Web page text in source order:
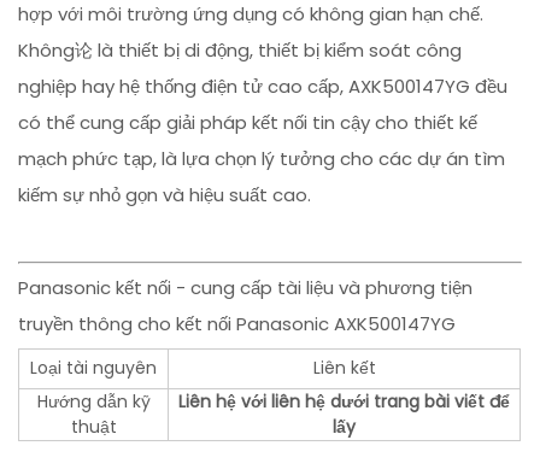
hợp với môi trường ứng dụng có không gian hạn chế.
Không论 là thiết bị di động, thiết bị kiểm soát công
nghiệp hay hệ thống điện tử cao cấp, AXK500147YG đều
có thể cung cấp giải pháp kết nối tin cậy cho thiết kế
mạch phức tạp, là lựa chọn lý tưởng cho các dự án tìm
kiếm sự nhỏ gọn và hiệu suất cao.
Panasonic kết nối - cung cấp tài liệu và phương tiện
truyền thông cho kết nối Panasonic AXK500147YG
Loại tài nguyên
Liên kết
Hướng dẫn kỹ
thuật
Liên hệ với liên hệ dưới trang bài viết để
lấy